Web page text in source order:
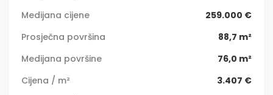
Medijana cijene
259.000 €
Prosječna površina
88,7 m²
Medijana površine
76,0 m²
Cijena / m²
3.407 €